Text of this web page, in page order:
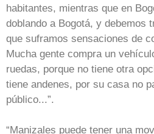
habitantes, mientras que en
doblando a Bogotá, y debemos
que suframos sensaciones de
Mucha gente compra un
ruedas, porque no tiene otra
tiene andenes, por su casa no
público...”.
“Manizales puede tener una